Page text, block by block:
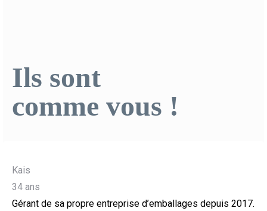
Ils sont
comme vous !
Kais
34 ans
Gérant de sa propre entreprise d’emballages depuis 2017.